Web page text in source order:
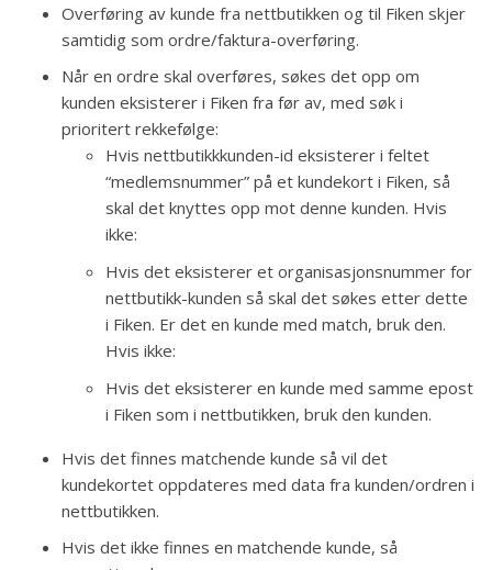
Overføring av kunde fra nettbutikken og til Fiken skjer
samtidig som ordre/faktura-overføring.
Når en ordre skal overføres, søkes det opp om
kunden eksisterer i Fiken fra før av, med søk i
prioritert rekkefølge:
Hvis nettbutikkkunden-id eksisterer i feltet
“medlemsnummer” på et kundekort i Fiken, så
skal det knyttes opp mot denne kunden. Hvis
ikke:
Hvis det eksisterer et organisasjonsnummer for
nettbutikk-kunden så skal det søkes etter dette
i Fiken. Er det en kunde med match, bruk den.
Hvis ikke:
Hvis det eksisterer en kunde med samme epost
i Fiken som i nettbutikken, bruk den kunden.
Hvis det finnes matchende kunde så vil det
kundekortet oppdateres med data fra kunden/ordren i
nettbutikken.
Hvis det ikke finnes en matchende kunde, så